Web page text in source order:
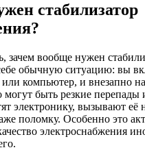
стабилизатор
зачем вообще нужен
обычную ситуацию: вы
компьютер, и внезапно
могут быть резкие перепады
электронику, вызывают её
поломку. Особенно это
электроснабжения